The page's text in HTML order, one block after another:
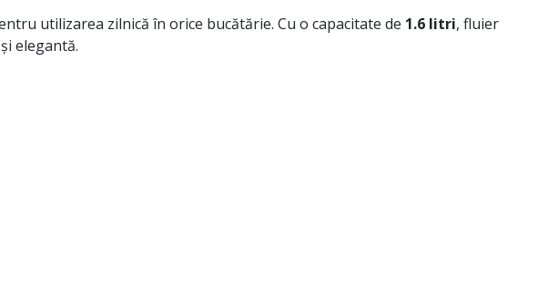
utilizarea zilnică în orice bucătărie. Cu o capacitate de 1.6 litri, fluier
elegantă.